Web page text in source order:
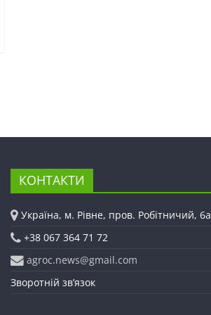
КОНТАКТИ
Україна, м. Рівне, пров. Робітничий, 6а
+38 067 364 71 72
agroc.news@gmail.com
Зворотній зв’язок